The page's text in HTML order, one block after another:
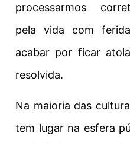
processarmos
pela vida com
acabar por ficar
resolvida.
Na maioria das
tem lugar na esfera